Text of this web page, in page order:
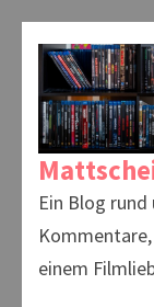
springen
(Enter
drücken)
Ein Blog
einem